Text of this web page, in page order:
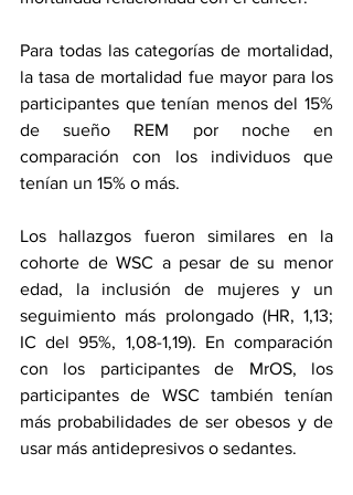
Para todas las categorías de mortalidad,
la tasa de mortalidad fue mayor para los
participantes que tenían menos del 15%
de sueño REM por noche en
comparación con los individuos que
tenían un 15% o más.
Los hallazgos fueron similares en la
cohorte de WSC a pesar de su menor
edad, la inclusión de mujeres y un
seguimiento más prolongado (HR, 1,13;
IC del 95%, 1,08-1,19). En comparación
con los participantes de MrOS, los
participantes de WSC también tenían
más probabilidades de ser obesos y de
usar más antidepresivos o sedantes.